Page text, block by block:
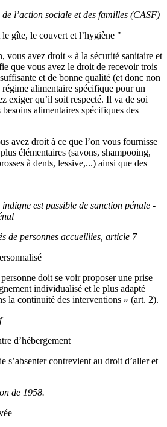
l’action sociale et des familles (CASF)
le gîte, le couvert et l’hygiène "
vous avez droit « à la sécurité sanitaire et
que vous avez le droit de recevoir trois
et de bonne qualité (et donc non
alimentaire spécifique pour un
exiger qu’il soit respecté. Il va de soi
alimentaires spécifiques des
avez droit à ce que l’on vous fournisse
élémentaires (savons, shampooing,
à dents, lessive,...) ainsi que des
est passible de sanction pénale -
de personnes accueillies, article 7
doit se voir proposer une prise
individualisé et le plus adapté
la continuité des interventions » (art. 2).
d’hébergement
s’absenter contrevient au droit d’aller et
de 1958.